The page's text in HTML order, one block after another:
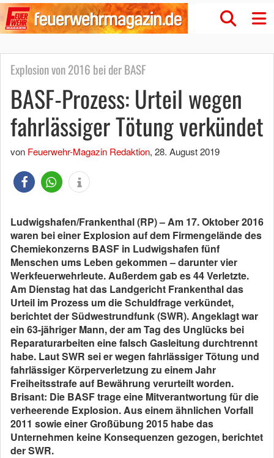
Explosion von 2016 bei der BASF
BASF-Prozess: Urteil wegen
fahrlässiger Tötung verkündet
von Feuerwehr-Magazin Redaktion, 28. August 2019
Ludwigshafen/Frankenthal (RP) – Am 17. Oktober 2016
waren bei einer Explosion auf dem Firmengelände des
Chemiekonzerns BASF in Ludwigshafen fünf
Menschen ums Leben gekommen – darunter vier
Werkfeuerwehrleute. Außerdem gab es 44 Verletzte.
Am Dienstag hat das Landgericht Frankenthal das
Urteil im Prozess um die Schuldfrage verkündet,
berichtet der Südwestrundfunk (SWR). Angeklagt war
ein 63-jähriger Mann, der am Tag des Unglücks bei
Reparaturarbeiten eine falsch Gasleitung durchtrennt
habe. Laut SWR sei er wegen fahrlässiger Tötung und
fahrlässiger Körperverletzung zu einem Jahr
Freiheitsstrafe auf Bewährung verurteilt worden.
Brisant: Die BASF trage eine Mitverantwortung für die
verheerende Explosion. Aus einem ähnlichen Vorfall
2011 sowie einer Großübung 2015 habe das
Unternehmen keine Konsequenzen gezogen, berichtet
der SWR.